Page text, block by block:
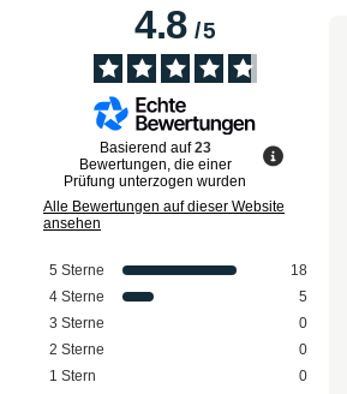
4.8/5
Basierend auf23
Bewertungen, die einer
Prüfung unterzogen wurden
Alle Bewertungen auf dieser Website
ansehen
5 Sterne
18
4 Sterne
5
3 Sterne
0
2 Sterne
0
1 Stern 0